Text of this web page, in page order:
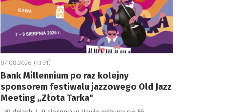
07.08.2026 (13:31)
Bank Millennium po raz kolejny
sponsorem festiwalu jazzowego Old Jazz
Meeting „Złota Tarka"